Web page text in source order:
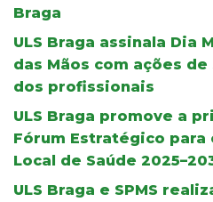
Braga
ULS Braga assinala Dia
das Mãos com ações
dos profissionais
ULS Braga promove a
Fórum Estratégico para
Local de Saúde
ULS Braga e SPMS